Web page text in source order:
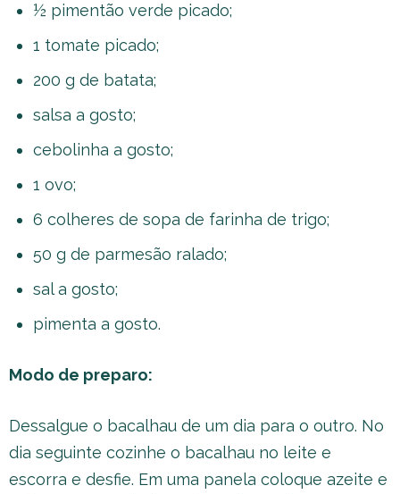
½ pimentão verde picado;
1 tomate picado;
200 g de batata;
salsa a gosto;
cebolinha a gosto;
1 ovo;
6 colheres de sopa de farinha de trigo;
50 g de parmesão ralado;
sal a gosto;
pimenta a gosto.
Modo de preparo:
Dessalgue o bacalhau de um dia para o outro. No
dia seguinte cozinhe o bacalhau no leite e
escorra e desfie. Em uma panela coloque azeite e